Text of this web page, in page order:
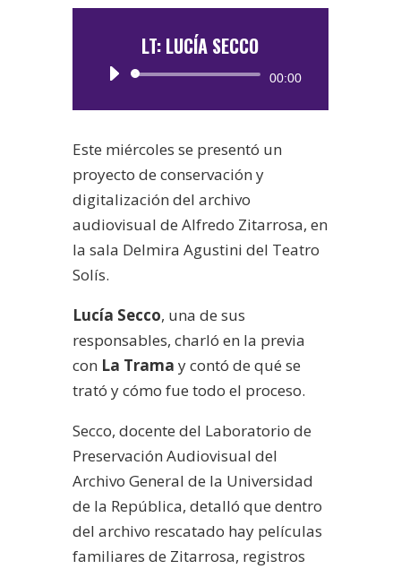
LT: LUCÍA SECCO
Reproductor
00:00
Este miércoles se presentó un
proyecto de conservación y
digitalización del archivo
audiovisual de Alfredo Zitarrosa, en
la sala Delmira Agustini del Teatro
Solís.
Lucía Secco, una de sus
responsables, charló en la previa
con La Trama y contó de qué se
trató y cómo fue todo el proceso.
Secco, docente del Laboratorio de
Preservación Audiovisual del
Archivo General de la Universidad
de la República, detalló que dentro
del archivo rescatado hay películas
familiares de Zitarrosa, registros